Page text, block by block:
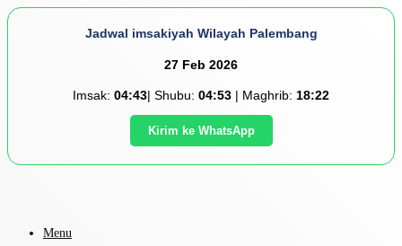
Jadwal imsakiyah Wilayah Palembang
27 Feb 2026
Imsak: 04:43| Shubu: 04:53 | Maghrib: 18:22
Kirim ke WhatsApp
Menu